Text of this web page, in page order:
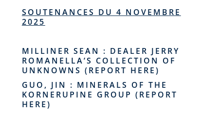
SOUTENANCES DU 4 NOVEMBRE
2025
MILLINER SEAN : DEALER JERRY
ROMANELLA’S COLLECTION OF
UNKNOWNS (REPORT HERE)
GUO, JIN : MINERALS OF THE
KORNERUPINE GROUP (REPORT
HERE)